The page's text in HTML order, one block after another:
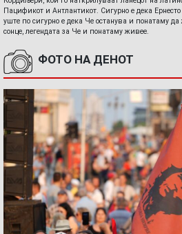
Пацификот и Антлантикот. Сигурно е дека
уште по сигурно е дека Че останува и понатаму
сонце, легендата за Че и понатаму живее.
ФОТО НА ДЕНОТ